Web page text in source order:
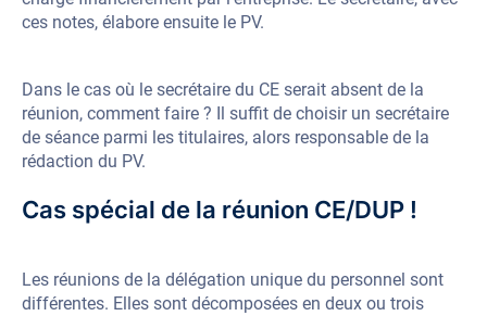
ces notes, élabore ensuite le PV.
Dans le cas où le secrétaire du CE serait absent de la
réunion, comment faire ? Il suffit de choisir un secrétaire
de séance parmi les titulaires, alors responsable de la
rédaction du PV.
Cas spécial de la réunion CE/DUP !
Les réunions de la délégation unique du personnel sont
différentes. Elles sont décomposées en deux ou trois